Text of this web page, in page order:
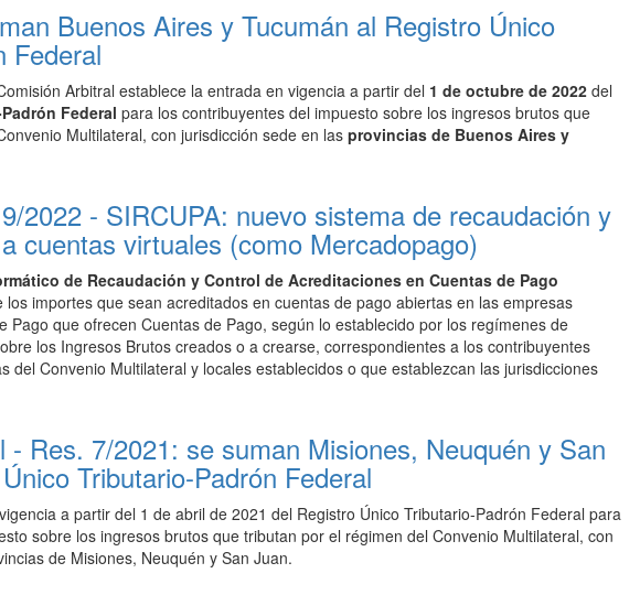
Buenos Aires y Tucumán al Registro Único
Federal
Arbitral establece la entrada en vigencia a partir del 1 de octubre de 2022 del
Federal para los contribuyentes del impuesto sobre los ingresos brutos que
Multilateral, con jurisdicción sede en las provincias de Buenos Aires y
2022 - SIRCUPA: nuevo sistema de recaudación y
cuentas virtuales (como Mercadopago)
de Recaudación y Control de Acreditaciones en Cuentas de Pago
los importes que sean acreditados en cuentas de pago abiertas en las empresas
Pago que ofrecen Cuentas de Pago, según lo establecido por los regímenes de
los Ingresos Brutos creados o a crearse, correspondientes a los contribuyentes
del Convenio Multilateral y locales establecidos o que establezcan las jurisdicciones
- Res. 7/2021: se suman Misiones, Neuquén y San
Tributario-Padrón Federal
a partir del 1 de abril de 2021 del Registro Único Tributario-Padrón Federal para
sobre los ingresos brutos que tributan por el régimen del Convenio Multilateral, con
de Misiones, Neuquén y San Juan.